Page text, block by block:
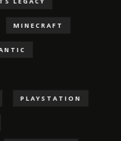
MINECRAFT
PLAYSTATION